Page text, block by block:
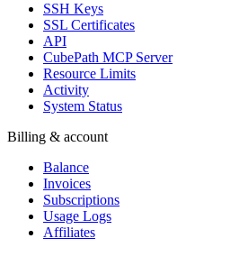
SSH Keys
SSL Certificates
API
CubePath MCP Server
Resource Limits
Activity
System Status
Billing & account
Balance
Invoices
Subscriptions
Usage Logs
Affiliates